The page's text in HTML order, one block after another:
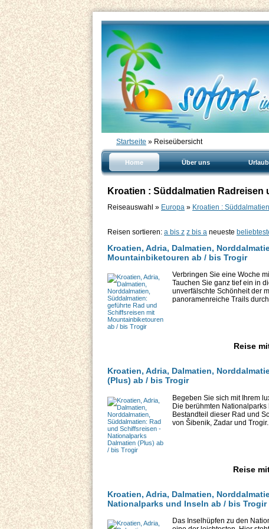
Startseite » Reiseübersicht
Home Über uns
Kroatien : Süddalmatien Radreisen
Reiseauswahl » Europa » Kroatien : Süddalmatien
Reisen sortieren: a bis z z bis a neueste
Kroatien, Adria, Dalmatien,
Mountainbiketouren ab / bis Trogir
Verbringen Sie eine Woche
Tauchen Sie ganz tief ein in
unverfälschte Schönheit der
panoramenreiche Trails
Reise
Kroatien, Adria, Dalmatien,
(Plus) ab / bis Trogir
Begeben Sie sich mit Ihrem
Die berühmten
Bestandteil dieser Rad und
von Šibenik, Zadar und Trogir....
Reise
Kroatien, Adria, Dalmatien,
Nationalparks und Inseln ab / bis Trogir
Das Inselhüpfen zu den